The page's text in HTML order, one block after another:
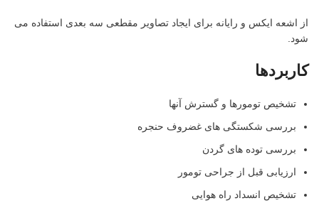
از اشعه ایکس و رایانه برای ایجاد تصاویر مقطعی سه بعدی استفاده می
شود.
کاربردها
تشخیص تومورها و گسترش آنها
بررسی شکستگی های غضروف حنجره
بررسی توده های گردن
ارزیابی قبل از جراحی تومور
تشخیص انسداد راه هوایی